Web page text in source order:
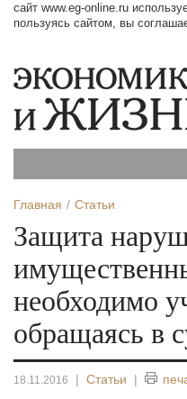
сайт www.eg-online.ru
пользуясь сайтом, вы
Главная Статьи
Защита
необходимо
обращаясь в
18.11.2016 | Статьи |